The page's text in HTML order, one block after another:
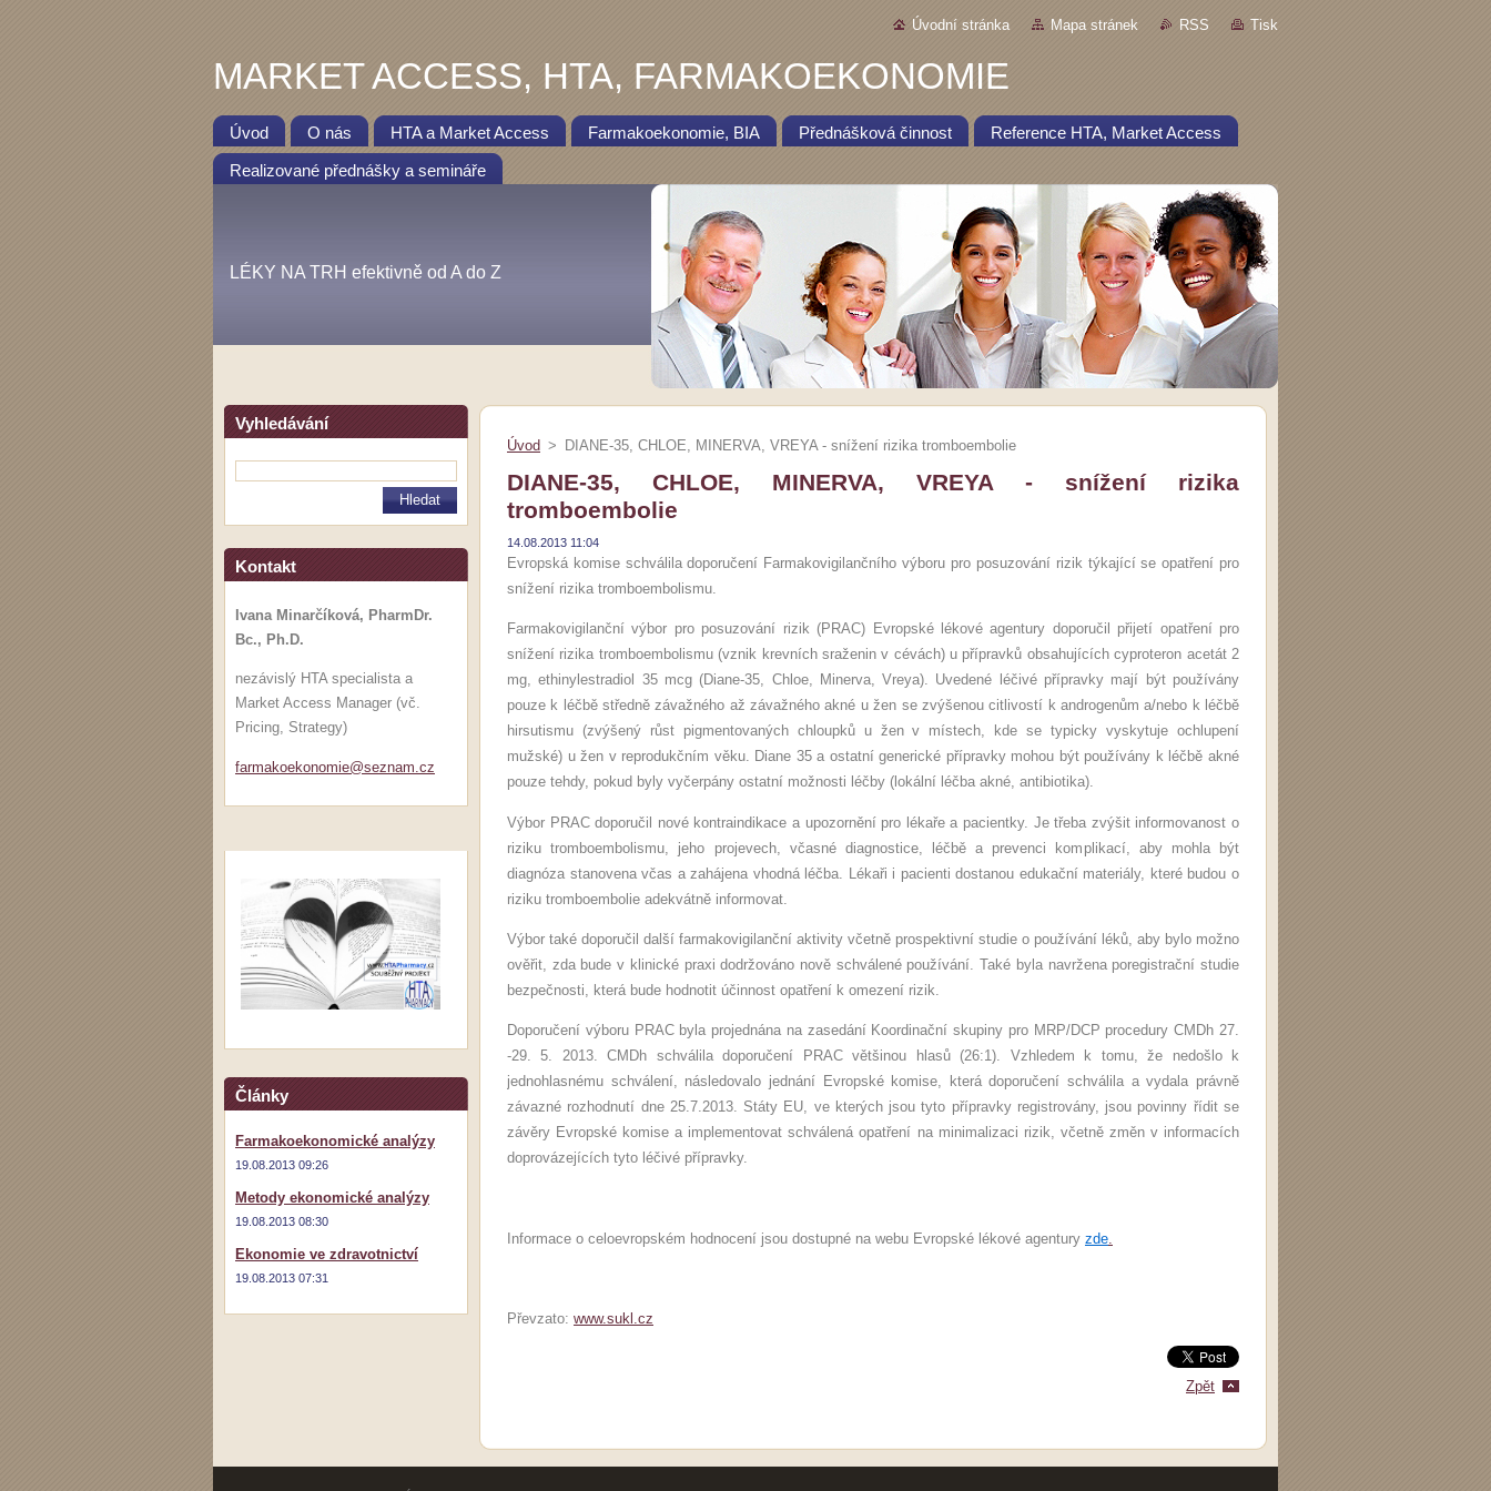
Úvodní stránka Mapa stránek RSS Tisk
MARKET ACCESS, HTA, FARMAKOEKONOMIE
Úvod O nás HTA a Market Access Farmakoekonomie, BIA Přednášková činnost Reference HTA, Market Access
Realizované přednášky a semináře
LÉKY NA TRH efektivně od A do Z
Vyhledávání
Kontakt
Ivana Minarčíková, PharmDr.
Bc., Ph.D.
nezávislý HTA specialista a
Market Access Manager (vč.
Pricing, Strategy)
farmakoekonomie@seznam.cz
Články
Farmakoekonomické analýzy
19.08.2013 09:26
Metody ekonomické analýzy
19.08.2013 08:30
Ekonomie ve zdravotnictví
19.08.2013 07:31
Úvod > DIANE-35, CHLOE, MINERVA, VREYA - snížení rizika tromboembolie
DIANE-35, CHLOE, MINERVA, VREYA - snížení rizika
tromboembolie
14.08.2013 11:04
Evropská komise schválila doporučení Farmakovigilančního výboru pro posuzování rizik týkající se opatření pro
snížení rizika tromboembolismu.
Farmakovigilanční výbor pro posuzování rizik (PRAC) Evropské lékové agentury doporučil přijetí opatření pro
snížení rizika tromboembolismu (vznik krevních sraženin v cévách) u přípravků obsahujících cyproteron acetát 2
mg, ethinylestradiol 35 mcg (Diane-35, Chloe, Minerva, Vreya). Uvedené léčivé přípravky mají být používány
pouze k léčbě středně závažného až závažného akné u žen se zvýšenou citlivostí k androgenům a/nebo k léčbě
hirsutismu (zvýšený růst pigmentovaných chloupků u žen v místech, kde se typicky vyskytuje ochlupení
mužské) u žen v reprodukčním věku. Diane 35 a ostatní generické přípravky mohou být používány k léčbě akné
pouze tehdy, pokud byly vyčerpány ostatní možnosti léčby (lokální léčba akné, antibiotika).
Výbor PRAC doporučil nové kontraindikace a upozornění pro lékaře a pacientky. Je třeba zvýšit informovanost o
riziku tromboembolismu, jeho projevech, včasné diagnostice, léčbě a prevenci komplikací, aby mohla být
diagnóza stanovena včas a zahájena vhodná léčba. Lékaři i pacienti dostanou edukační materiály, které budou o
riziku tromboembolie adekvátně informovat.
Výbor také doporučil další farmakovigilanční aktivity včetně prospektivní studie o používání léků, aby bylo možno
ověřit, zda bude v klinické praxi dodržováno nově schválené používání. Také byla navržena poregistrační studie
bezpečnosti, která bude hodnotit účinnost opatření k omezení rizik.
Doporučení výboru PRAC byla projednána na zasedání Koordinační skupiny pro MRP/DCP procedury CMDh 27.
-29. 5. 2013. CMDh schválila doporučení PRAC většinou hlasů (26:1). Vzhledem k tomu, že nedošlo k
jednohlasnému schválení, následovalo jednání Evropské komise, která doporučení schválila a vydala právně
závazné rozhodnutí dne 25.7.2013. Státy EU, ve kterých jsou tyto přípravky registrovány, jsou povinny řídit se
závěry Evropské komise a implementovat schválená opatření na minimalizaci rizik, včetně změn v informacích
doprovázejících tyto léčivé přípravky.
Informace o celoevropském hodnocení jsou dostupné na webu Evropské lékové agentury zde
Převzato: www.sukl.cz
Zpět